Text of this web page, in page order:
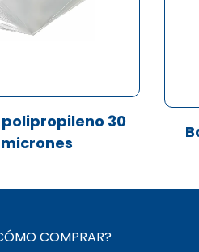
polipropileno 30
micrones
COMPRAR?